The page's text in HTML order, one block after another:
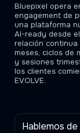
Bluepixel opera
engagement de
una plataforma
AI-ready desde el
relación continua
meses, ciclos de
y sesiones
los clientes
EVOLVE.
Hablemos